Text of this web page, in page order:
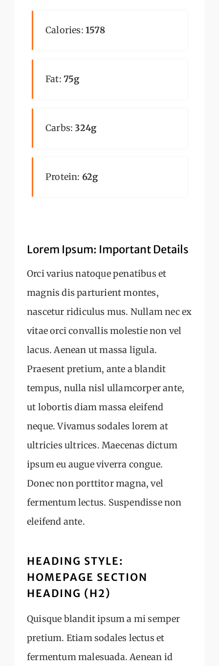
Calories: 1578
Fat: 75g
Carbs:324g
Protein: 62g
Lorem Ipsum: Important Details
Orci varius natoque penatibus et
magnis dis parturient montes,
nascetur ridiculus mus. Nullam nec ex
vitae orci convallis molestie non vel
lacus. Aenean ut massa ligula.
Praesent pretium, ante a blandit
tempus, nulla nisl ullamcorper ante,
ut lobortis diam massa eleifend
neque. Vivamus sodales lorem at
ultricies ultrices. Maecenas dictum
ipsum eu augue viverra congue.
Donec non porttitor magna, vel
fermentum lectus. Suspendisse non
eleifend ante.
HEADING STYLE:
HOMEPAGE SECTION
HEADING (H2)
Quisque blandit ipsum a mi semper
pretium. Etiam sodales lectus et
fermentum malesuada. Aenean id